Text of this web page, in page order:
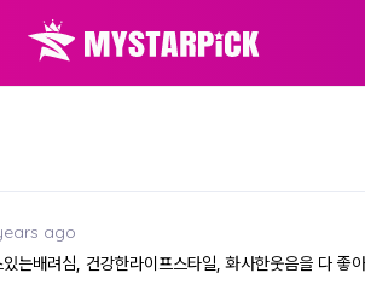
ago
는배려심, 건강한라이프스타일, 화사한웃음을 다